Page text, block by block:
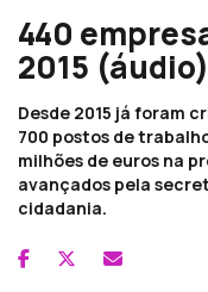
440
2015 (áudio)
Desde 2015 já foram
700 postos de
milhões de euros na
avançados pela
cidadania.